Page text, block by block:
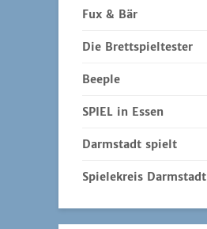
Fux & Bär
Die Brettspieltester
Beeple
SPIEL in Essen
Darmstadt spielt
Spielekreis Darmstadt